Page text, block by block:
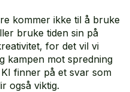
kommer ikke til å bruke
bruke tiden sin på
for det vil vi
kampen mot spredning
finner på et svar som
også viktig.